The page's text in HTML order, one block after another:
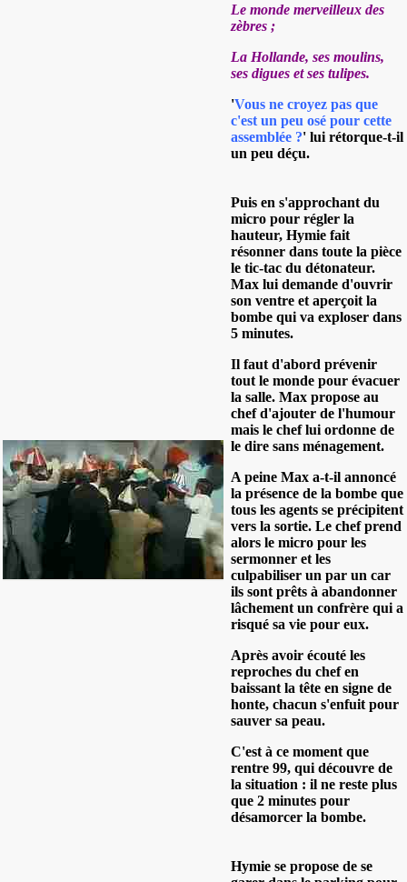
Le monde merveilleux des
zèbres ;
La Hollande, ses moulins,
ses digues et ses tulipes.
'Vous ne croyez pas que
c'est un peu osé pour cette
assemblée ?' lui rétorque-t-il
un peu déçu.
Puis en s'approchant du
micro pour régler la
hauteur, Hymie fait
résonner dans toute la pièce
le tic-tac du détonateur.
Max lui demande d'ouvrir
son ventre et aperçoit la
bombe qui va exploser dans
5 minutes.
Il faut d'abord prévenir
tout le monde pour évacuer
la salle. Max propose au
chef d'ajouter de l'humour
mais le chef lui ordonne de
le dire sans ménagement.
A peine Max a-t-il annoncé
la présence de la bombe que
tous les agents se précipitent
vers la sortie. Le chef prend
alors le micro pour les
sermonner et les
culpabiliser un par un car
ils sont prêts à abandonner
lâchement un confrère qui a
risqué sa vie pour eux.
Après avoir écouté les
reproches du chef en
baissant la tête en signe de
honte, chacun s'enfuit pour
sauver sa peau.
C'est à ce moment que
rentre 99, qui découvre de
la situation : il ne reste plus
que 2 minutes pour
désamorcer la bombe.
Hymie se propose de se